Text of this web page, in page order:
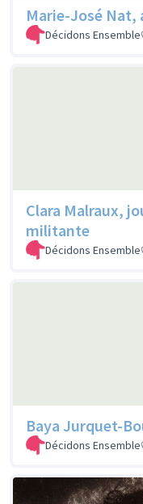
Marie-José Nat,
Décidons Ensemble
Clara Malraux,
militante
Décidons Ensemble
Baya Jurquet-
Décidons Ensemble